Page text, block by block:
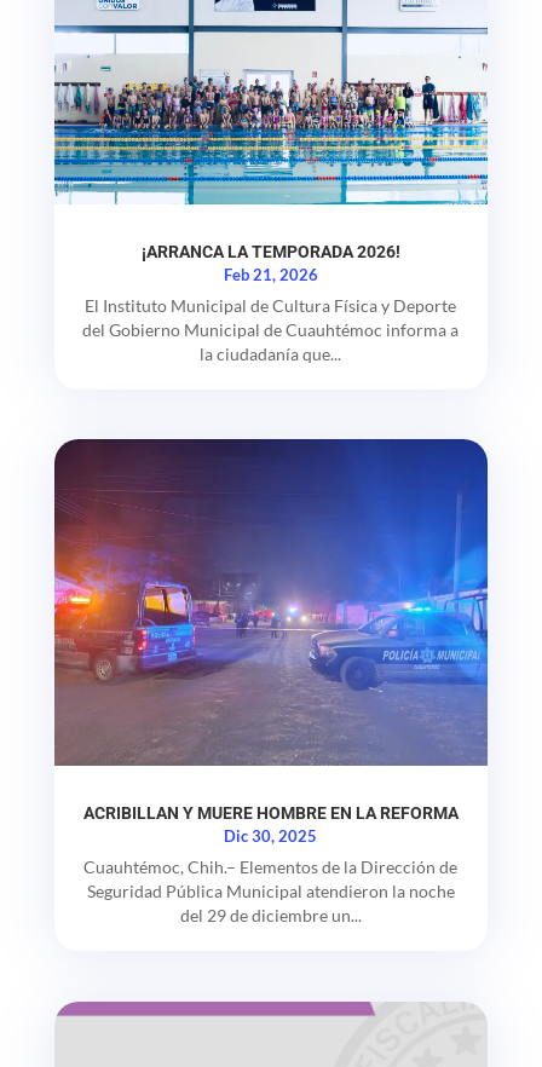
¡ARRANCA LA TEMPORADA 2026!
Feb 21, 2026
El Instituto Municipal de Cultura Física y Deporte
del Gobierno Municipal de Cuauhtémoc informa a
la ciudadanía que...
ACRIBILLAN Y MUERE HOMBRE EN LA REFORMA
Dic 30, 2025
Cuauhtémoc, Chih.– Elementos de la Dirección de
Seguridad Pública Municipal atendieron la noche
del 29 de diciembre un...